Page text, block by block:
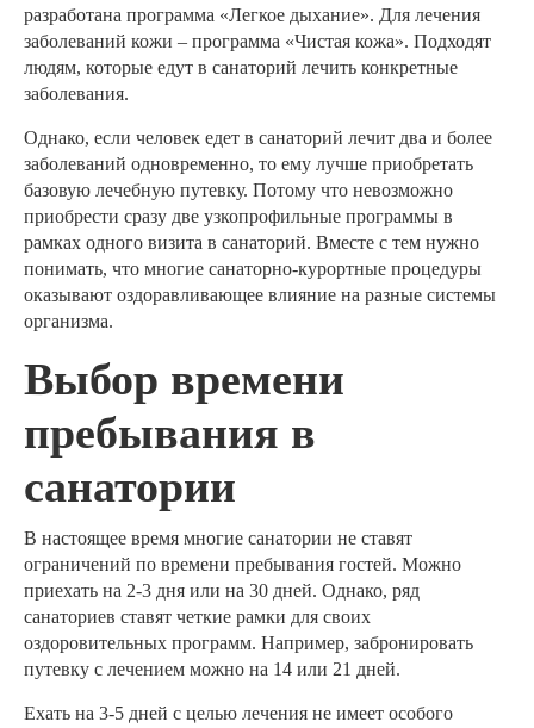
разработана программа «Легкое дыхание». Для лечения
заболеваний кожи – программа «Чистая кожа». Подходят
людям, которые едут в санаторий лечить конкретные
заболевания.
Однако, если человек едет в санаторий лечит два и более
заболеваний одновременно, то ему лучше приобретать
базовую лечебную путевку. Потому что невозможно
приобрести сразу две узкопрофильные программы в
рамках одного визита в санаторий. Вместе с тем нужно
понимать, что многие санаторно-курортные процедуры
оказывают оздоравливающее влияние на разные системы
организма.
Выбор времени
пребывания в
санатории
В настоящее время многие санатории не ставят
ограничений по времени пребывания гостей. Можно
приехать на 2-3 дня или на 30 дней. Однако, ряд
санаториев ставят четкие рамки для своих
оздоровительных программ. Например, забронировать
путевку с лечением можно на 14 или 21 дней.
Ехать на 3-5 дней с целью лечения не имеет особого